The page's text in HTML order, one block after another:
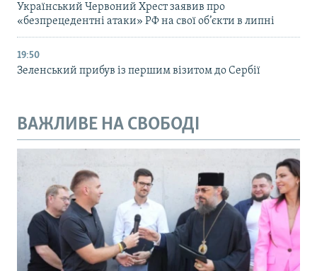
Український Червоний Хрест заявив про
«безпрецедентні атаки» РФ на свої об’єкти в липні
19:50
Зеленський прибув із першим візитом до Сербії
ВАЖЛИВЕ НА СВОБОДІ